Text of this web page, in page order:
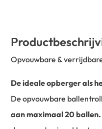
Opvouwbare &
De ideale opberger als
De opvouwbare
aan maximaal 20 ballen.